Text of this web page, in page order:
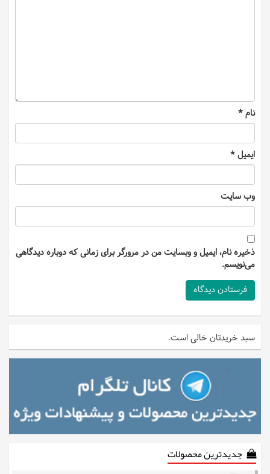
نام*
ایمیل*
وب‌ سایت
ذخیره نام، ایمیل و وبسایت من در مرورگر برای زمانی که دوباره دیدگاهی
می‌نویسم.
سبد خریدتان خالی است.
جدیدترین محصولات